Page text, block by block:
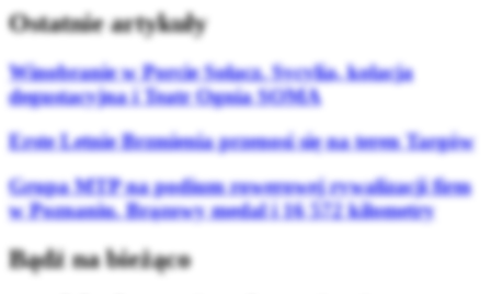
Ostatnie artykuły
Winobranie w Porcie Sołacz. Sycylia, kolacja
degustacyjna i Teatr Ognia SOMA
Erste Letnie Brzmienia przenosi się na teren Targów
Grupa MTP na podium rowerowej rywalizacji firm
w Poznaniu. Brązowy medal i 16 572 kilometry
Bądź na bieżąco